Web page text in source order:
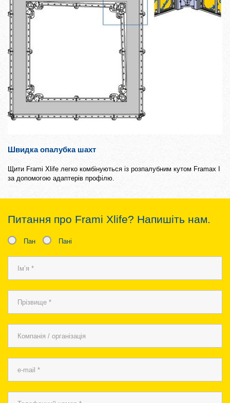
Швидка опалубка шахт
Щити Frami Xlife легко комбінуються із розпалубним кутом Framax I
за допомогою адаптерів профілю.
Питання про Frami Xlife? Напишіть нам.
Пан Пані